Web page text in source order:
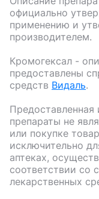
официально
применению и
производителем.
Кромогексал -
предоставлены
средств Видаль.
препараты не
или покупке
исключительно
аптеках,
соответствии со
лекарственных